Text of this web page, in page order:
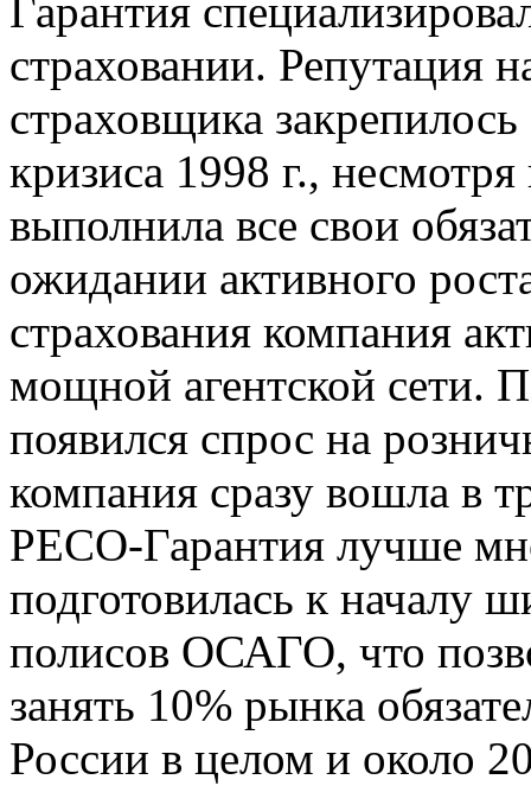
Гарантия
страховании. Репутация
страховщика
кризиса 1998 г.,
выполнила все свои
ожидании активного
страхования компания
мощной агентской сети.
появился спрос на
компания сразу вошла в
РЕСО-Гарантия лучше
подготовилась к началу
полисов ОСАГО, что
занять 10% рынка
России в целом и около